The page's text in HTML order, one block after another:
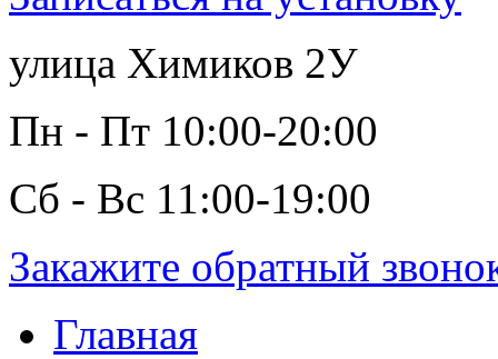
улица Химиков 2У
Пн - Пт 10:00-20:00
Сб - Вс 11:00-19:00
Закажите обратный
Главная